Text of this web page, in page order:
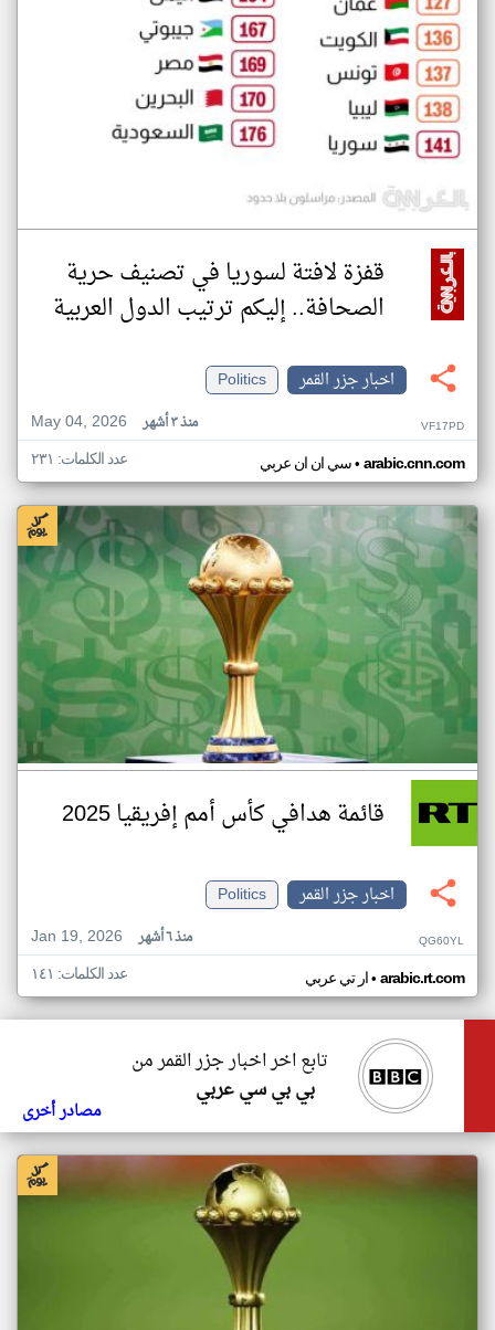
قفزة لافتة لسوريا في تصنيف حرية
الصحافة.. إليكم ترتيب الدول العربية
اخبار جزر القمر
Politics
May 04, 2026
منذ ٣ أشهر VF17PD
سي ان ان عربي• arabic.cnn.com عدد الكلمات: ٢٣١
قائمة هدافي كأس أمم إفريقيا 2025
اخبار جزر القمر
Politics
Jan 19, 2026
منذ ٦ أشهر QG60YL
ار تي عربي• arabic.rt.com عدد الكلمات: ١٤١
تابع اخر اخبار جزر القمر من
بي بي سي عربي
مصادر أخرى